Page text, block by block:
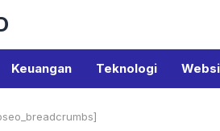
Keuangan Teknologi